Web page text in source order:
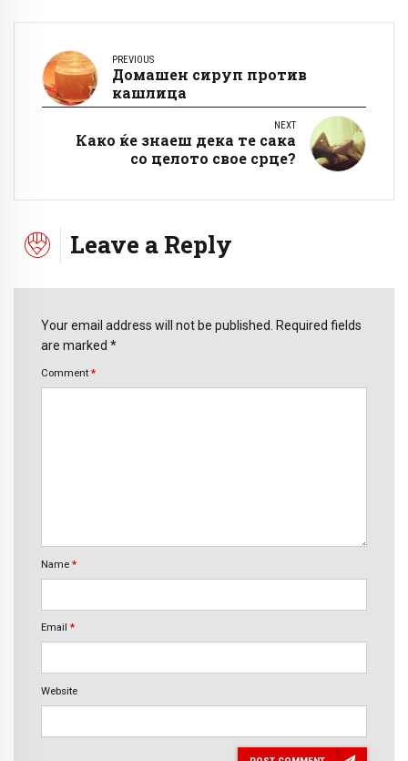
PREVIOUS
Домашен сируп против
кашлица
NEXT
Како ќе знаеш дека те сака
со целото свое срце?
Leave a Reply
Your email address will not be published. Required fields
are marked *
Comment *
Name *
Email *
Website